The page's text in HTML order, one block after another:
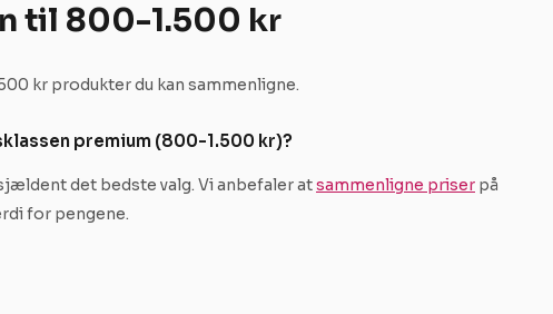
til 800-1.500 kr
kr produkter du kan sammenligne.
premium (800-1.500 kr)?
det bedste valg. Vi anbefaler atsammenligne priser på
for pengene.